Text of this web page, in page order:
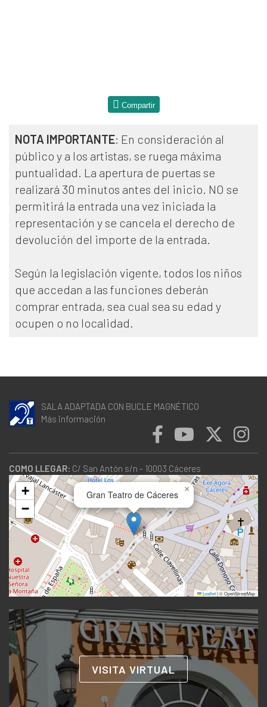
Compartir
NOTA IMPORTANTE: En consideración al
público y a los artistas, se ruega máxima
puntualidad. La apertura de puertas se
realizará 30 minutos antes del inicio. NO se
permitirá la entrada una vez iniciada la
representación y se cancela el derecho de
devolución del importe de la entrada.
Según la legislación vigente, todos los niños
que accedan a las funciones deberán
comprar entrada, sea cual sea su edad y
ocupen o no localidad.
SALA ADAPTADA CON BUCLE MAGNÉTICO
Más información
COMO LLEGAR: C/ San Antón s/n - 10003 Cáceres
Gran Teatro de Cáceres ×
+
−
Leaflet|© OpenStreetMap
VISITA VIRTUAL